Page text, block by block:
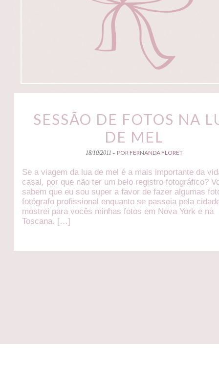
SESSÃO DE FOTOS NA
DE MEL
18/10/2011 - POR FERNANDA FLORET
Se a viagem da lua de mel é a mais importante da
casal, por que não ter um belo registro fotográfico?
sabem que eu sou super a favor de fazer algumas
fotógrafo profissional enquanto se passeia pela
mostrei para vocês minhas fotos em Nova York e na
Toscana. […]